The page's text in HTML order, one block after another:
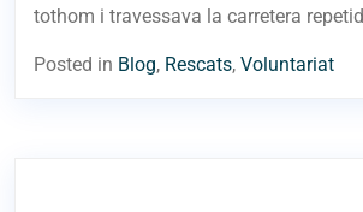
tothom i travessava la carretera
Posted in Blog, Rescats, Voluntariat